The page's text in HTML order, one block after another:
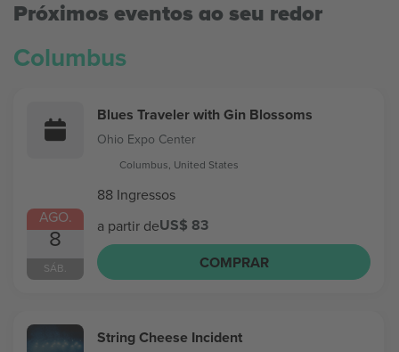
Próximos eventos ao seu redor
Columbus
AGO.
8
SÁB.
Blues Traveler with Gin Blossoms
Ohio Expo Center
Columbus, United States
88 Ingressos
a partir deUS$ 83
COMPRAR
String Cheese Incident